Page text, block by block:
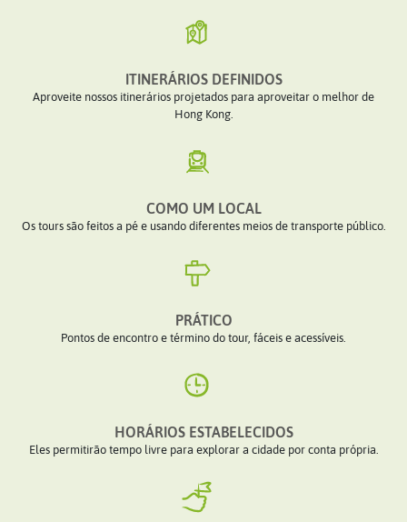
ITINERÁRIOS DEFINIDOS
Aproveite nossos itinerários projetados para aproveitar o melhor de
Hong Kong.
COMO UM LOCAL
Os tours são feitos a pé e usando diferentes meios de transporte público.
PRÁTICO
Pontos de encontro e término do tour, fáceis e acessíveis.
HORÁRIOS ESTABELECIDOS
Eles permitirão tempo livre para explorar a cidade por conta própria.